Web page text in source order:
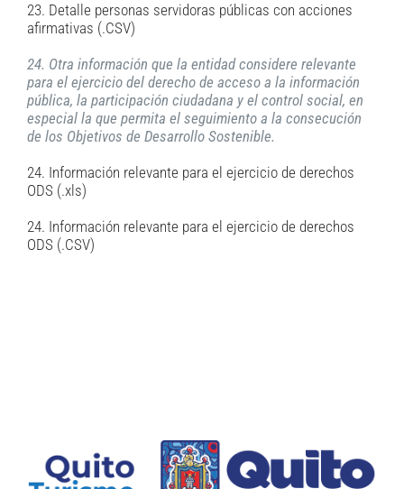
23. Detalle personas servidoras públicas con acciones
afirmativas (.CSV)
24. Otra información que la entidad considere relevante
para el ejercicio del derecho de acceso a la información
pública, la participación ciudadana y el control social, en
especial la que permita el seguimiento a la consecución
de los Objetivos de Desarrollo Sostenible.
24. Información relevante para el ejercicio de derechos
ODS (.xls)
24. Información relevante para el ejercicio de derechos
ODS (.CSV)